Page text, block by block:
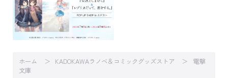
ホーム KADOKAWAラノベ＆コミックグッズストア
電撃
文庫